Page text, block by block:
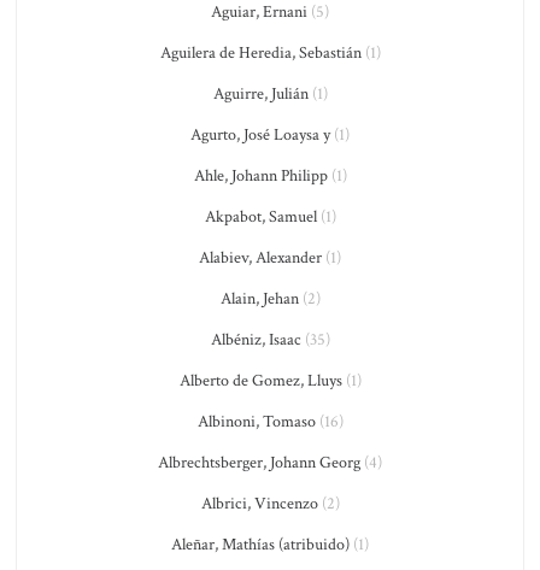
Aguiar, Ernani (5)
Aguilera de Heredia, Sebastián(1)
Aguirre, Julián(1)
Agurto, José Loaysa y(1)
Ahle, Johann Philipp(1)
Akpabot, Samuel(1)
Alabiev, Alexander (1)
Alain, Jehan(2)
Albéniz, Isaac (35)
Alberto de Gomez, Lluys(1)
Albinoni, Tomaso(16)
Albrechtsberger, Johann Georg (4)
Albrici, Vincenzo(2)
Aleñar, Mathías (atribuido) (1)